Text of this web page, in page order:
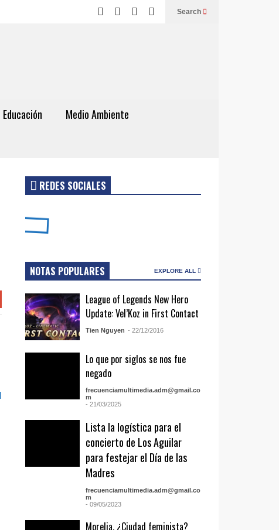
Search
Educación
Medio Ambiente
REDES SOCIALES
NOTAS POPULARES EXPLORE ALL
League of Legends New Hero
Update: Vel’Koz in First Contact
Tien Nguyen - 22/12/2016
Lo que por siglos se nos fue
negado
frecuenciamultimedia.adm@gmail.co
m
- 21/03/2025
Lista la logística para el
concierto de Los Aguilar
para festejar el Día de las
Madres
frecuenciamultimedia.adm@gmail.co
m
- 09/05/2023
Morelia, ¿Ciudad feminista?